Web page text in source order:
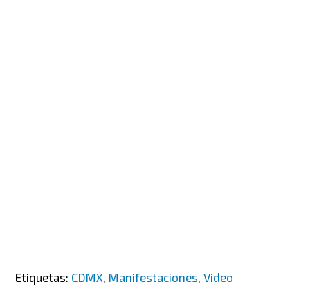
Etiquetas: CDMX, Manifestaciones,Video